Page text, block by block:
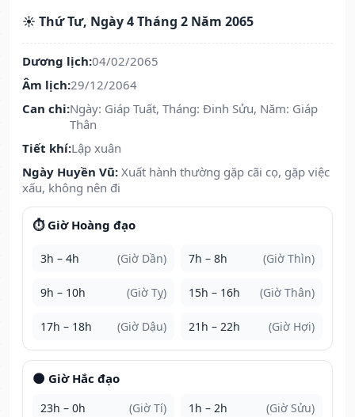
☀️ Thứ Tư, Ngày 4 Tháng 2 Năm 2065
Dương lịch:04/02/2065
Âm lịch:29/12/2064
Can chi:Ngày: Giáp Tuất, Tháng: Đinh Sửu, Năm: Giáp
Thân
Tiết khí:Lập xuân
Ngày Huyền Vũ: Xuất hành thường gặp cãi cọ, gặp việc
xấu, không nên đi
⏱️ Giờ Hoàng đạo
3h – 4h (Giờ Dần) 7h – 8h (Giờ Thìn)
9h – 10h (Giờ Tỵ) 15h – 16h (Giờ Thân)
17h – 18h (Giờ Dậu) 21h – 22h (Giờ Hợi)
🌑 Giờ Hắc đạo
23h – 0h (Giờ Tí) 1h – 2h (Giờ Sửu)